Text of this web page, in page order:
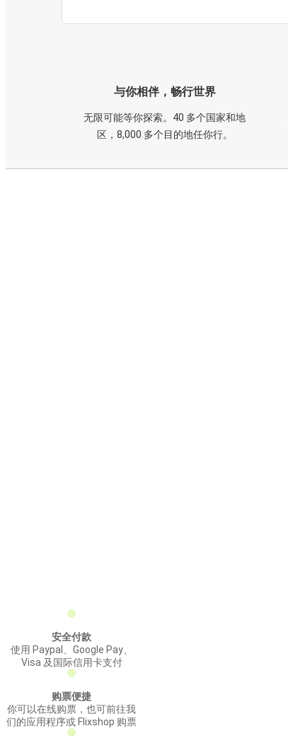
与你相伴，畅行世界
无限可能等你探索。40 多个国家和地
区，8,000 多个目的地任你行。
安全付款
使用 Paypal、Google Pay、
Visa 及国际信用卡支付
购票便捷
你可以在线购票，也可前往我
们的应用程序或 Flixshop 购票